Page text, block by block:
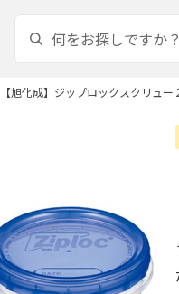
【旭化成】ジップロックスクリュ